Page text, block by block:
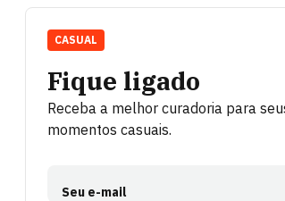
Fique ligado
Receba a melhor curadoria para
momentos casuais.
Seu e-mail
CASUAL